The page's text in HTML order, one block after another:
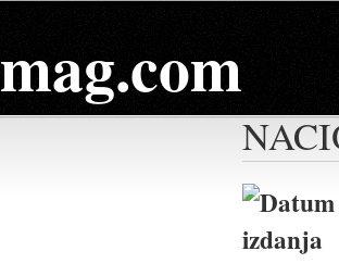
mag.com